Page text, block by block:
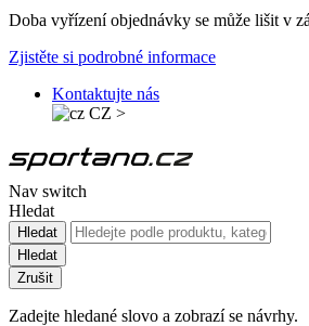
Doba vyřízení objednávky se může lišit v
Zjistěte si podrobné informace
Kontaktujte nás
CZ >
Nav switch
Hledat
Hledat
Hledat
Zrušit
Zadejte hledané slovo a zobrazí se návrhy.